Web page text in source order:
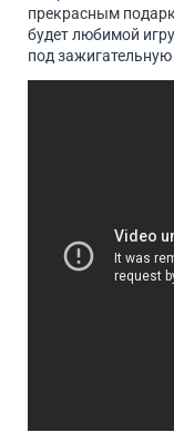
прекрасным
будет любимой
под